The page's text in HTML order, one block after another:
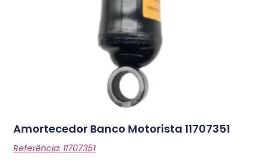
Amortecedor Banco Motorista11707351
Referência: 11707351